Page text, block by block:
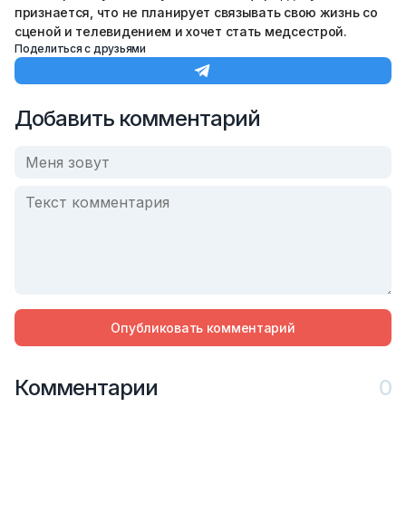
признается, что не планирует связывать свою жизнь со
сценой и телевидением и хочет стать медсестрой.
Поделиться с друзьями
Добавить комментарий
Опубликовать комментарий
Комментарии 0